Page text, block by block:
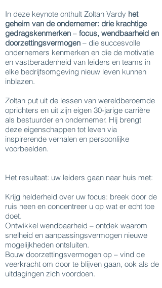
In deze keynote onthult Zoltan Vardy het
geheim van de ondernemer: drie krachtige
gedragskenmerken – focus, wendbaarheid en
doorzettingsvermogen – die succesvolle
ondernemers kenmerken en die de motivatie
en vastberadenheid van leiders en teams in
elke bedrijfsomgeving nieuw leven kunnen
inblazen.
Zoltan put uit de lessen van wereldberoemde
oprichters en uit zijn eigen 30-jarige carrière
als bestuurder en ondernemer. Hij brengt
deze eigenschappen tot leven via
inspirerende verhalen en persoonlijke
voorbeelden.
Het resultaat: uw leiders gaan naar huis met:
Krijg helderheid over uw focus: breek door de
ruis heen en concentreer u op wat er echt toe
doet.
Ontwikkel wendbaarheid – ontdek waarom
snelheid en aanpassingsvermogen nieuwe
mogelijkheden ontsluiten.
Bouw doorzettingsvermogen op – vind de
veerkracht om door te blijven gaan, ook als de
uitdagingen zich voordoen.